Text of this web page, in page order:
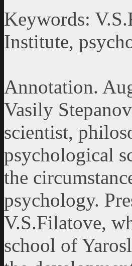
Keywords:
Institute,
Annotation.
Vasily
scientist,
psychological
the
psychology.
V.S.Filatove,
school of